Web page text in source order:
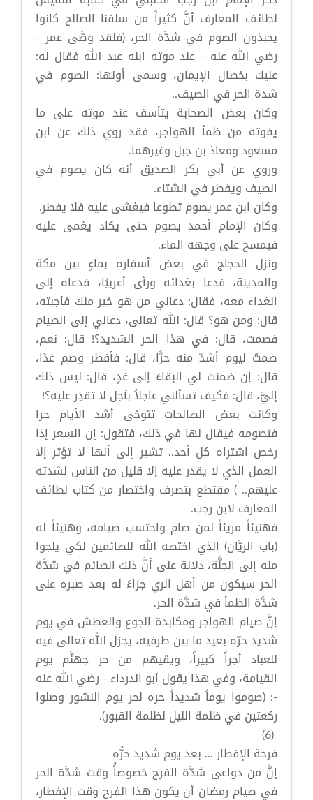
لطائف المعارف أنَّ كثيراً من سلفنا الصالح كانوا
يحبذون الصوم في شدَّة الحر، (فلقد وصَّى عمر -
رضي الله عنه - عند موته ابنه عبد الله فقال له:
عليك بخصال الإيمان، وسمى أولها: الصوم في
شدة الحر في الصيف..
وكان بعض الصحابة يتأسف عند موته على ما
يفوته من ظمأ الهواجر، فقد روي ذلك عن ابن
مسعود ومعاذ بن جبل وغيرهما.
وروي عن أبي بكر الصديق أنه كان يصوم في
الصيف ويفطر في الشتاء.
وكان ابن عمر يصوم تطوعا فيغشى عليه فلا يفطر.
وكان الإمام أحمد يصوم حتى يكاد يغمى عليه
فيمسح على وجهه الماء.
ونزل الحجاج في بعض أسفاره بماءٍ بين مكة
والمدينة، فدعا بغدائه ورأى أعربيًا، فدعاه إلى
الغداء معه، فقال: دعاني من هو خير منك فأجبته،
قال: ومن هو؟ قال: الله تعالى، دعاني إلى الصيام
فصمت، قال: في هذا الحر الشديد؟! قال: نعم،
صمتُ ليوم أشدّ منه حرًّا، قال: فأفطر وصم غدًا،
قال: إن ضمنت لي البقاءَ إلى غدٍ، قال: ليس ذلك
إليَّ، قال: فكيف تسألني عاجلاً بآجل لا تقدِر عليه؟!
وكانت بعض الصالحات تتوخى أشد الأيام حرا
فتصومه فيقال لها في ذلك، فتقول: إن السعر إذا
رخص اشتراه كل أحد.. تشير إلى أنها لا تؤثر إلا
العمل الذي لا يقدر عليه إلا قليل من الناس لشدته
عليهم.. ) مقتطع بتصرف واختصار من كتاب لطائف
المعارف لابن رجب.
فهنيئاً مريئاً لمن صام واحتسب صيامه، وهنيئاً له
(باب الريَّان) الذي اختصه الله للصائمين لكي يلجوا
منه إلى الجنَّة، دلالة على أنَّ ذلك الصائم في شدَّة
الحر سيكون من أهل الري جزاءً له بعد صبره على
شدَّة الظمأ في شدَّة الحر.
إنَّ صيام الهواجر ومكابدة الجوع والعطش في يوم
شديد حرّه بعيد ما بين طرفيه، يجزل الله تعالى فيه
للعباد أجراً كبيراً، ويقيهم من حر جهنَّم يوم
القيامة، وفي هذا يقول أبو الدرداء - رضي الله عنه
-: (صوموا يوماً شديداً حره لحر يوم النشور وصلوا
ركعتين في ظلمة الليل لظلمة القبور).
(6)
فرحة الإفطار ... بعد يوم شديد حرُّه
إنَّ من دواعى شدَّة الفرح خصوصاًُ وقت شدَّة الحر
في صيام رمضان أن يكون هذا الفرح وقت الإفطار،